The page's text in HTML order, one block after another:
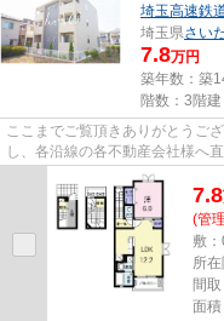
埼玉高速鉄
埼玉県さい
7.8万円
築年数：築
階数：3階建
ここまでご覧頂きありがとうご
し、各沿線の各不動産会社様へ
しております！最新の情報は...
7.8
(管
敷
所
間
面